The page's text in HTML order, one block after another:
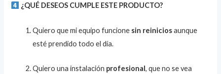
¿QUÉ DESEOS CUMPLE ESTE PRODUCTO?
Quiero que mi equipo funcione sin reiniciosaunque
esté prendido todo el día.
Quiero una instalación profesional, que no se vea